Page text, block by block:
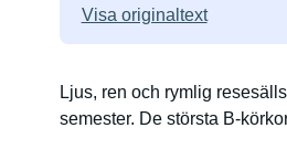
Visa originaltext
Ljus, ren och rymlig
semester. De största B-